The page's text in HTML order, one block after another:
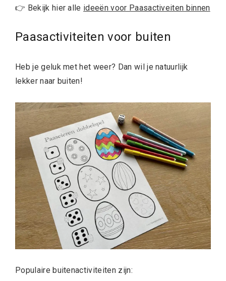
👉 Bekijk hier alle ideeën voor Paasactiveiten binnen
Paasactiviteiten voor buiten
Heb je geluk met het weer? Dan wil je natuurlijk
lekker naar buiten!
Populaire buitenactiviteiten zijn: